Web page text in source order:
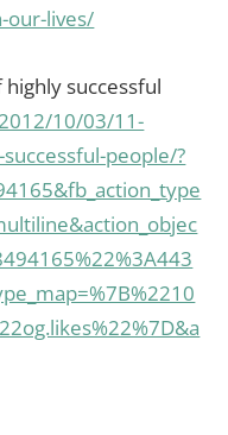
our-lives/
successful
10/03/11-
people/?